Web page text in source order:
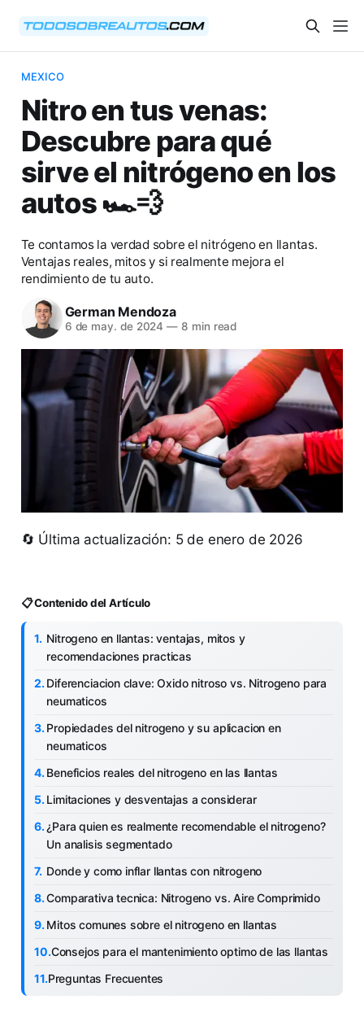
MEXICO
Nitro en tus venas:
Descubre para qué
sirve el nitrógeno en los
autos 🏎️💨
Te contamos la verdad sobre el nitrógeno en llantas.
Ventajas reales, mitos y si realmente mejora el
rendimiento de tu auto.
German Mendoza
6 de may. de 2024 — 8 min read
🔄 Última actualización: 5 de enero de 2026
📋 Contenido del Artículo
Nitrogeno en llantas: ventajas, mitos y
recomendaciones practicas
Diferenciacion clave: Oxido nitroso vs. Nitrogeno para
neumaticos
Propiedades del nitrogeno y su aplicacion en
neumaticos
Beneficios reales del nitrogeno en las llantas
Limitaciones y desventajas a considerar
¿Para quien es realmente recomendable el nitrogeno?
Un analisis segmentado
Donde y como inflar llantas con nitrogeno
Comparativa tecnica: Nitrogeno vs. Aire Comprimido
Mitos comunes sobre el nitrogeno en llantas
Consejos para el mantenimiento optimo de las llantas
Preguntas Frecuentes